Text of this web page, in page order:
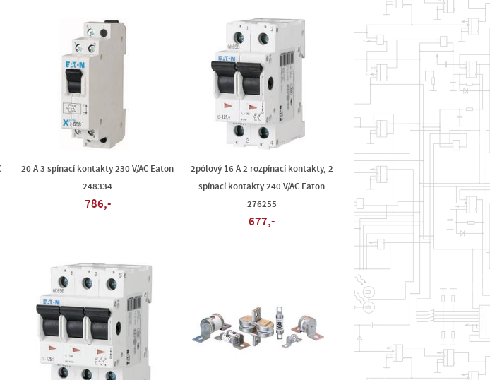
20 A 3 spínací kontakty 230 V/AC Eaton
248334
786,-
2pólový 16 A 2 rozpínací kontakty, 2
spínací kontakty 240 V/AC Eaton
276255
677,-